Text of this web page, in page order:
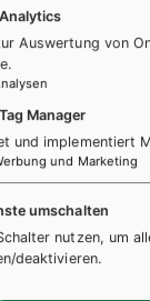
Auswertung von
Manager
und implementiert
und Marketing
umschalten
nutzen, um
deaktivieren.